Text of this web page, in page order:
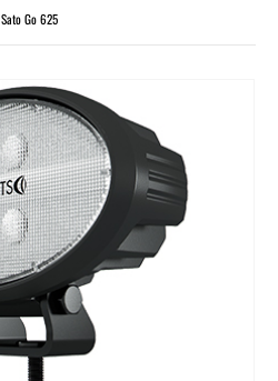
Sato Go 625